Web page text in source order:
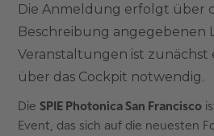
Die Anmeldung erfolgt über
Beschreibung angegebenen
Veranstaltungen ist zunächst
über das Cockpit notwendig.
DieSPIE Photonica San Francisco
Event, das sich auf die neuesten